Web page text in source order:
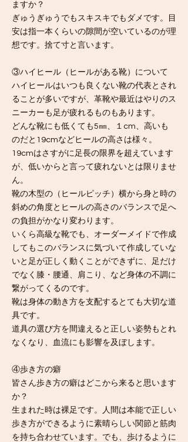
ますか？
ぎゅうぎゅうでもスキスキでもダメです。目
安は指一本くらいの隙間が空いているのが理
想です。捨て寸と言います。
③ハイヒール（ヒールがある靴）について
ハイヒールはいつも良くない靴の代表とされ
ることが多いですが、革靴や最近はやりのス
ニーカーも足が疲れるものもあります。
どんな靴にも低くても5㎜、１cm、高いも
のだと19cmなどヒールの高さは様々。
19cmはさすがに足長の限界を超えています
が、低いからと言って疲れないとは限りませ
ん。
靴の木型の（ヒールピッチ）横から身と時の
斜めの角度とヒールの高さのバランスで足へ
の負担がかなり変わります。
いくら高級な靴でも、オーダーメイドで作成
してもこのバランスに気づいて作成していな
いと足が正しく動くことができずに、足だけ
でなく膝・腰通、肩こり、など身体の不調に
繋がってくるのです。
靴は身体の動き方を支配するとても大切な道
具です。
​道具の選び方を間違えると正しい姿勢もとれ
なくなり、血流にも影響を及ぼします。
④歩き方の癖
皆さん歩き方の癖はどこから来ると思います
か？
生まれた時は裸足です。人間は本能で正しい
歩き方ができるように素晴らしい関節と筋肉
を持ち合わせています。でも、歩けるように